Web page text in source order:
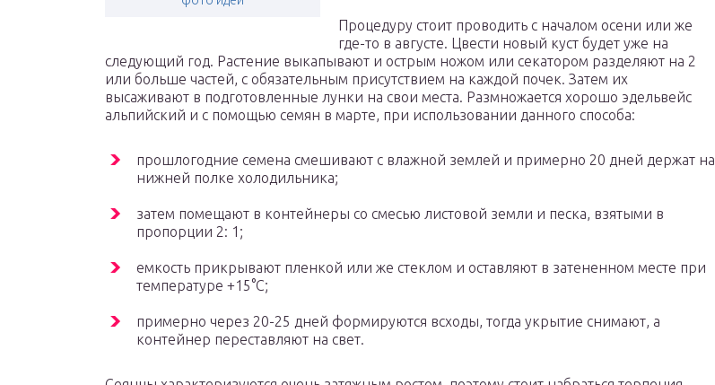
Процедуру стоит проводить с началом осени или же
где-то в августе. Цвести новый куст будет уже на
следующий год. Растение выкапывают и острым ножом или секатором разделяют на 2
или больше частей, с обязательным присутствием на каждой почек. Затем их
высаживают в подготовленные лунки на свои места. Размножается хорошо эдельвейс
альпийский и с помощью семян в марте, при использовании данного способа:
прошлогодние семена смешивают с влажной землей и примерно 20 дней держат на
нижней полке холодильника;
затем помещают в контейнеры со смесью листовой земли и песка, взятыми в
пропорции 2: 1;
емкость прикрывают пленкой или же стеклом и оставляют в затененном месте при
температуре +15°C;
примерно через 20-25 дней формируются всходы, тогда укрытие снимают, а
контейнер переставляют на свет.